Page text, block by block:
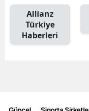
Allianz
Türkiye
Haberleri